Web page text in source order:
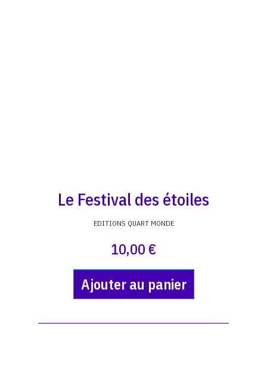
Le Festival des étoiles
EDITIONS QUART MONDE
10,00 €
Ajouter au panier